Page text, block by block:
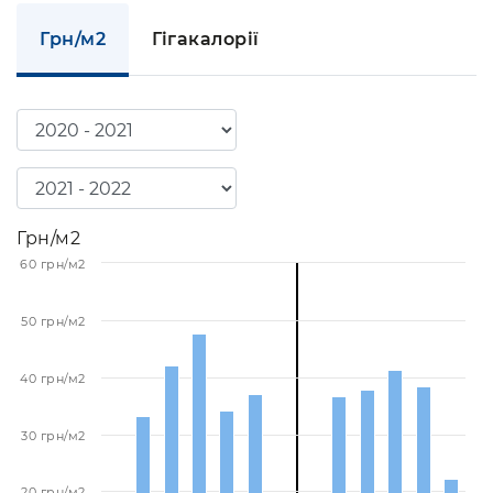
Грн/м2 Гігакалорії
Грн/м2
30 грн/м2
40 грн/м2
50 грн/м2
60 грн/м2